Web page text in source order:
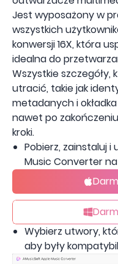
Jest wyposażony w
wszystkich
konwersji 16X, która
idealna do
Wszystkie szczegóły,
utracić, takie jak
metadanych i
nawet po
kroki.
Pobierz, zainstaluj
Music Converter
Wybierz utwory,
aby były